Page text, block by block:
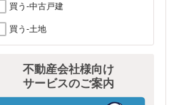
買う-中古戸建
買う-土地
不動産会社様向け
サービスのご案内